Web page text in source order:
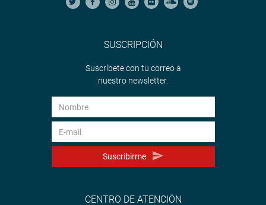
SUSCRIPCIÓN
Suscríbete con tu correo a
nuestro newsletter.
Suscribirme
CENTRO DE ATENCIÓN